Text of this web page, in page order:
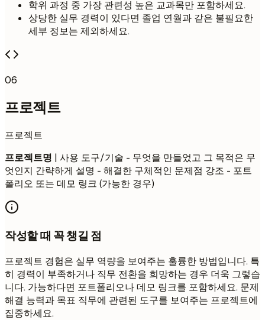
학위 과정 중 가장 관련성 높은 교과목만 포함하세요.
상당한 실무 경력이 있다면 졸업 연월과 같은 불필요한
세부 정보는 제외하세요.
06
프로젝트
프로젝트
프로젝트명 | 사용 도구/기술 - 무엇을 만들었고 그 목적은 무
엇인지 간략하게 설명 - 해결한 구체적인 문제점 강조 - 포트
폴리오 또는 데모 링크 (가능한 경우)
작성할 때 꼭 챙길 점
프로젝트 경험은 실무 역량을 보여주는 훌륭한 방법입니다. 특
히 경력이 부족하거나 직무 전환을 희망하는 경우 더욱 그렇습
니다. 가능하다면 포트폴리오나 데모 링크를 포함하세요. 문제
해결 능력과 목표 직무에 관련된 도구를 보여주는 프로젝트에
집중하세요.